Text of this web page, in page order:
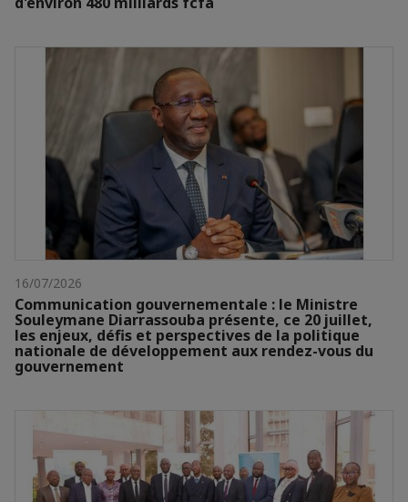
16/07/2026
Communication gouvernementale : le Ministre
Souleymane Diarrassouba présente, ce 20 juillet,
les enjeux, défis et perspectives de la politique
nationale de développement aux rendez-vous du
gouvernement